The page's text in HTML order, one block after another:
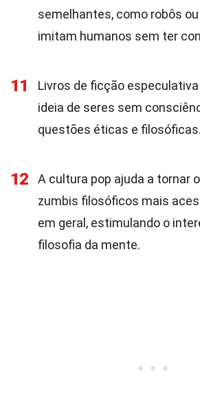
semelhantes, como robôs
imitam humanos sem ter
11
Livros de ficção
ideia de seres sem
questões éticas e filosóficas.
12
A cultura pop ajuda a tornar
zumbis filosóficos mais
em geral, estimulando o
filosofia da mente.